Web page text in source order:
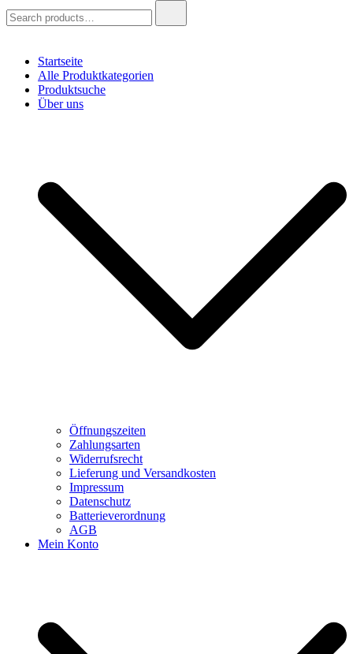
for:
Startseite
Alle Produktkategorien
Produktsuche
Über uns
Öffnungszeiten
Zahlungsarten
Widerrufsrecht
Lieferung und Versandkosten
Impressum
Datenschutz
Batterieverordnung
AGB
Mein Konto